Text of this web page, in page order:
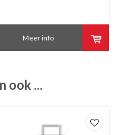
Meer info
ook ...